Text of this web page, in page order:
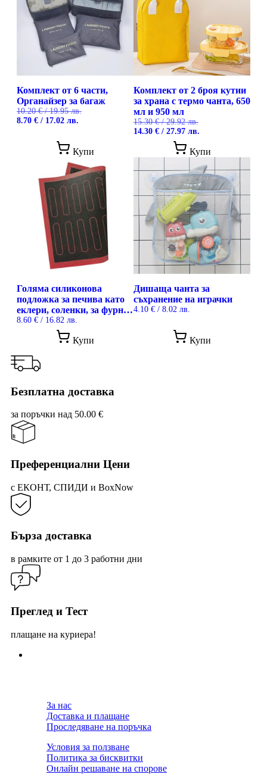
Комплект от 6 части,
Органайзер за багаж
10.20€/ 19.95 лв.
Original
8.70 € / 17.02 лв.
8.70 €
/
17.02 лв..
Купи
product
multiple
variants.
The
options
may
chosen
the
product
page
Комплект от 2 броя кутии
за храна с термо чанта, 650
мл и 950 мл
15.30€/ 29.92 лв.
Original
15.30 €
/
29.92 лв..
14.30 € / 27.97 лв.
е:
14.30 €
/
27.97 лв..
Купи
Голяма силиконова
подложка за печива като
еклери, соленки, за фурна,
Ruhhy
8.60 € / 16.82 лв.
Купи
Дишаща чанта за
съхранение на играчки
4.10 € / 8.02 лв.
Купи
Безплатна доставка
за поръчки над 50.00 €
Преференциални Цени
с ЕКОНТ, СПИДИ и BoxNow
Бърза доставка
в рамките от 1 до 3 работни дни
Преглед и Тест
плащане на куриера!
За нас
Доставка и плащане
Проследяване на поръчка
Условия за ползване
Политика за бисквитки
Онлайн решаване на спорове